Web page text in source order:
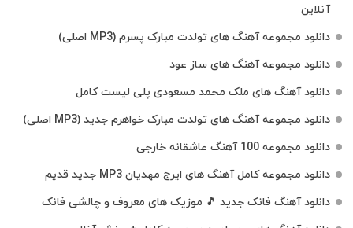
آنلاین
دانلود مجموعه آهنگ های تولدت مبارک پسرم (MP3 اصلی)
دانلود مجموعه آهنگ های ساز عود
دانلود آهنگ های ملک‌ محمد مسعودی پلی لیست کامل
دانلود مجموعه آهنگ های تولدت مبارک خواهرم جدید (MP3 اصلی)
دانلود مجموعه 100 آهنگ عاشقانه خارجی
دانلود مجموعه کامل آهنگ های ایرج مهدیان MP3 جدید قدیم
دانلود آهنگ فانک جدید 🎵 موزیک‌ های معروف و چالشی فانک